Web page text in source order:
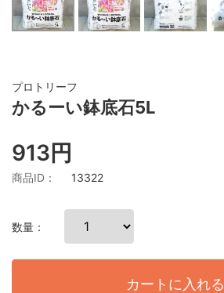
プロトリーフ
かるーい鉢底石5L
913円
商品ID： 13322
数量：
カートに入れる